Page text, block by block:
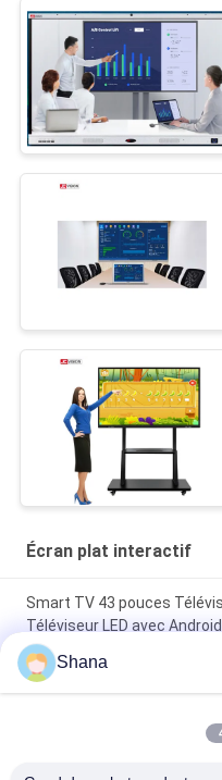
Écran plat interactif
Smart TV 43 pouces
Téléviseur LED avec
Téléviseurs
JCvision Touch Affichage
tableau blanc électronique
Shana